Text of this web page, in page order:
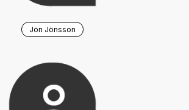
Jön Jönsson